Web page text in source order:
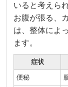
いると考えら
お腹が張る、
は、整体によ
ます。
症状
便秘